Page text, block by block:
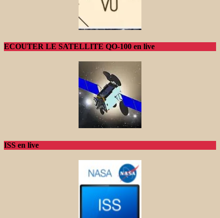
ECOUTER LE SATELLITE QO-100 en live
ISS en live